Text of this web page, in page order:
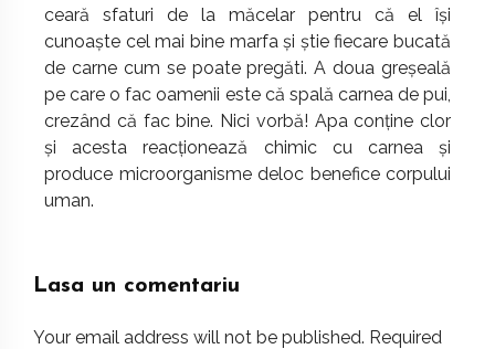
ceară sfaturi de la măcelar pentru că el își
cunoaște cel mai bine marfa și știe fiecare bucată
de carne cum se poate pregăti. A doua greșeală
pe care o fac oamenii este că spală carnea de pui,
crezând că fac bine. Nici vorbă! Apa conține clor
și acesta reacționează chimic cu carnea și
produce microorganisme deloc benefice corpului
uman.
Lasa un comentariu
Your email address will not be published. Required